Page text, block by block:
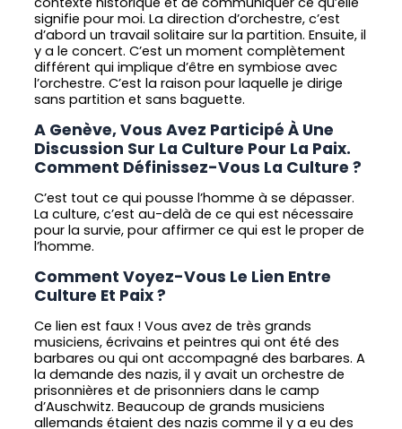
signifie pour moi. La direction d’orchestre, c’est
d’abord un travail solitaire sur la partition. Ensuite, il
y a le concert. C’est un moment complètement
différent qui implique d’être en symbiose avec
l’orchestre. C’est la raison pour laquelle je dirige
sans partition et sans baguette.
A Genève, Vous Avez Participé À Une
Discussion Sur La Culture Pour La Paix.
Comment Définissez-Vous La Culture ?
C’est tout ce qui pousse l’homme à se dépasser.
La culture, c’est au-delà de ce qui est nécessaire
pour la survie, pour affirmer ce qui est le proper de
l’homme.
Comment Voyez-Vous Le Lien Entre
Culture Et Paix ?
Ce lien est faux ! Vous avez de très grands
musiciens, écrivains et peintres qui ont été des
barbares ou qui ont accompagné des barbares. A
la demande des nazis, il y avait un orchestre de
prisonnières et de prisonniers dans le camp
d’Auschwitz. Beaucoup de grands musiciens
allemands étaient des nazis comme il y a eu des